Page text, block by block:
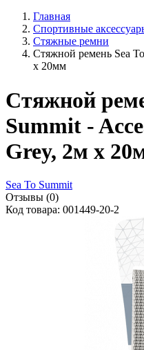
Главная
Спортивные
Стяжные ремни
Стяжной ремень Sea
x 20мм
Стяжной
Summit -
Grey, 2м x
Sea To Summit
Отзывы (0)
Код товара: 001449-20-2